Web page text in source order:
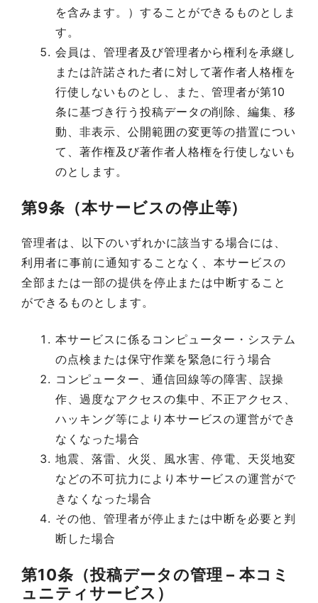
を含みます。）することができるものとしま
す。
会員は、管理者及び管理者から権利を承継し
または許諾された者に対して著作者人格権を
行使しないものとし、また、管理者が第10
条に基づき行う投稿データの削除、編集、移
動、非表示、公開範囲の変更等の措置につい
て、著作権及び著作者人格権を行使しないも
のとします。
第9条（本サービスの停止等）
管理者は、以下のいずれかに該当する場合には、
利用者に事前に通知することなく、本サービスの
全部または一部の提供を停止または中断すること
ができるものとします。
本サービスに係るコンピューター・システム
の点検または保守作業を緊急に行う場合
コンピューター、通信回線等の障害、誤操
作、過度なアクセスの集中、不正アクセス、
ハッキング等により本サービスの運営ができ
なくなった場合
地震、落雷、火災、風水害、停電、天災地変
などの不可抗力により本サービスの運営がで
きなくなった場合
その他、管理者が停止または中断を必要と判
断した場合
第10条（投稿データの管理 – 本コミ
ュニティサービス）